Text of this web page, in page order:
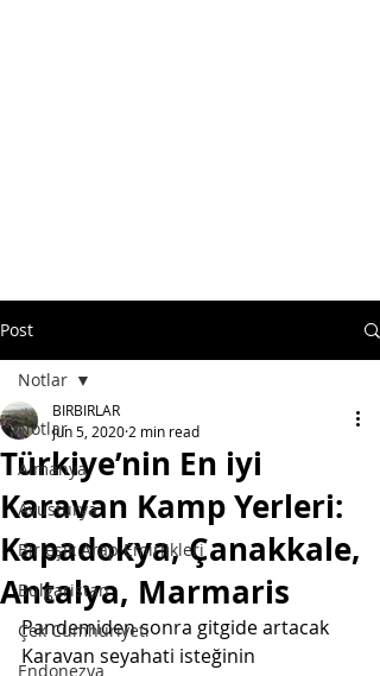
Post
Notlar
Almanya
Avusturya
Birleşik Arap Emirlikleri
Bulgaristan
Çek Cumhuriyeti
Endonezya
Notlar
Türkiye’nin En iyi
Karavan Kamp Yerleri:
Kapadokya, Çanakkale,
Antalya, Marmaris
BIRBIRLAR
Jun 5, 2020 2 min read
Pandemiden sonra gitgide artacak
Karavan seyahati isteğinin